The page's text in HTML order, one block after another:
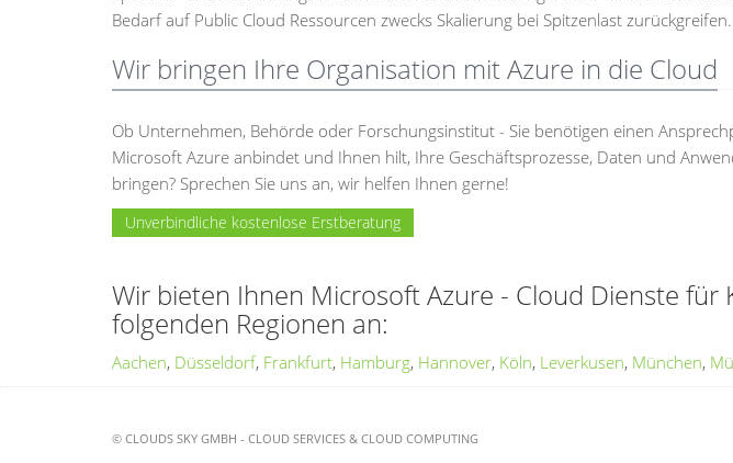
Bedarf auf Public Cloud Ressourcen zwecks Skalierung bei Spitzenlast zurückgreifen.
Wir bringen Ihre Organisation mit Azure in die Cloud
Ob Unternehmen, Behörde oder Forschungsinstitut - Sie benötigen einen
Microsoft Azure anbindet und Ihnen hilt, Ihre Geschäftsprozesse, Daten und
bringen? Sprechen Sie uns an, wir helfen Ihnen gerne!
Unverbindliche kostenlose Erstberatung
Wir bieten Ihnen Microsoft Azure - Cloud Dienste für
folgenden Regionen an:
Aachen, Düsseldorf, Frankfurt, Hamburg, Hannover, Köln, Leverkusen, München,
© CLOUDS SKY GMBH - CLOUD SERVICES & CLOUD COMPUTING